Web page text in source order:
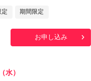
定 期間限定
お申し込み
水）